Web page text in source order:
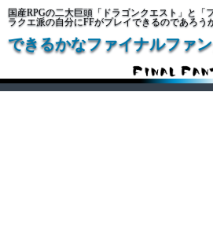
国産RPGの二大巨頭「ドラゴンクエスト」と「
ラクエ派の自分にFFがプレイできるのであろう
できるかなファイナルファ